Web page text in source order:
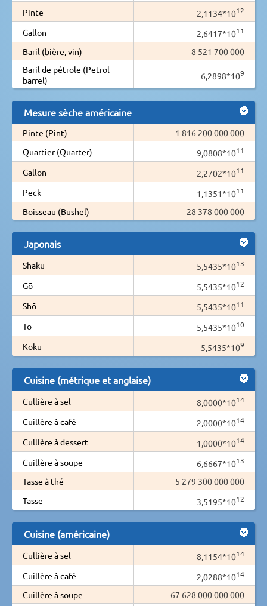
Pinte 2,1134*1012
Gallon 2,6417*1011
Baril (bière, vin)
8 521 700 000
Baril de pétrole (Petrol
barrel)
6,2898*109
Mesure sèche américaine
Pinte (Pint)
1 816 200 000 000
Quartier (Quarter)
9,0808*1011
Gallon 2,2702*1011
Peck 1,1351*1011
Boisseau (Bushel) 28 378 000 000
Japonais
Shaku 5,5435*1013
Gō 5,5435*1012
Shō 5,5435*1011
To 5,5435*1010
Koku 5,5435*109
Cuisine (métrique et anglaise)
Cullière à sel 8,0000*1014
Cuillère à café 2,0000*1014
Cullière à dessert 1,0000*1014
Cuillère à soupe 6,6667*1013
Tasse à thé
5 279 300 000 000
Tasse
3,5195*1012
Cuisine (américaine)
Cullière à sel 8,1154*1014
Cuillère à café 2,0288*1014
Cuillère à soupe
67 628 000 000 000